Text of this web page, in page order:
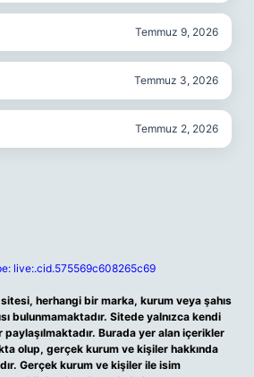
Temmuz 9, 2026
Temmuz 3, 2026
Temmuz 2, 2026
live:.cid.575569c608265c69
herhangi bir marka, kurum veya şahıs
bulunmamaktadır. Sitede yalnızca kendi
paylaşılmaktadır. Burada yer alan içerikler
olup, gerçek kurum ve kişiler hakkında
Gerçek kurum ve kişiler ile isim